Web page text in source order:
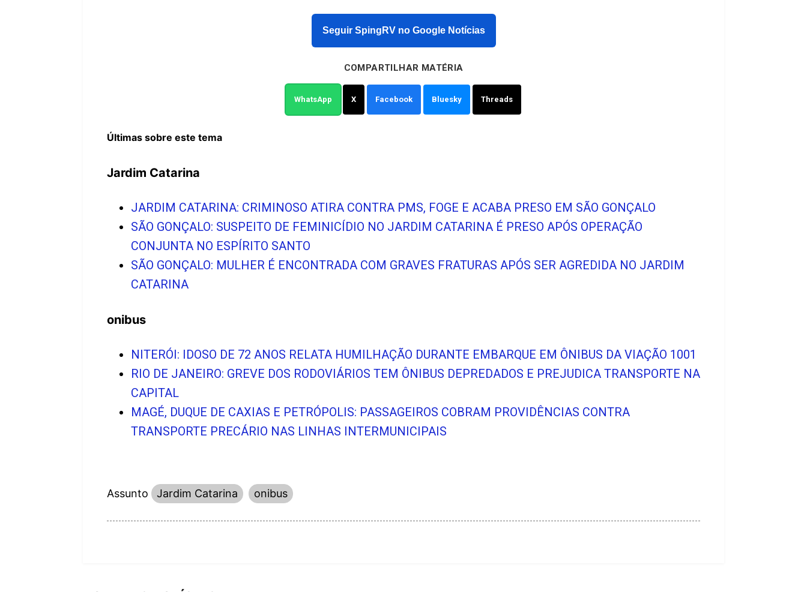
Seguir SpingRV no Google Notícias
COMPARTILHAR MATÉRIA
WhatsApp X Facebook Bluesky Threads
Últimas sobre este tema
Jardim Catarina
JARDIM CATARINA: CRIMINOSO ATIRA CONTRA PMS, FOGE E ACABA PRESO EM SÃO GONÇALO
SÃO GONÇALO: SUSPEITO DE FEMINICÍDIO NO JARDIM CATARINA É PRESO APÓS OPERAÇÃO
CONJUNTA NO ESPÍRITO SANTO
SÃO GONÇALO: MULHER É ENCONTRADA COM GRAVES FRATURAS APÓS SER AGREDIDA NO JARDIM
CATARINA
onibus
NITERÓI: IDOSO DE 72 ANOS RELATA HUMILHAÇÃO DURANTE EMBARQUE EM ÔNIBUS DA VIAÇÃO 1001
RIO DE JANEIRO: GREVE DOS RODOVIÁRIOS TEM ÔNIBUS DEPREDADOS E PREJUDICA TRANSPORTE NA
CAPITAL
MAGÉ, DUQUE DE CAXIAS E PETRÓPOLIS: PASSAGEIROS COBRAM PROVIDÊNCIAS CONTRA
TRANSPORTE PRECÁRIO NAS LINHAS INTERMUNICIPAIS
Assunto Jardim Catarina onibus